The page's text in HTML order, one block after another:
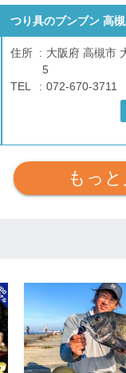
つり具のブンブン 高
住所
大阪府 高槻市
5
TEL
072-670-3711
もっと